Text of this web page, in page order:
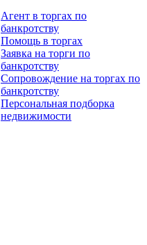
Агент в торгах по
банкротству
Помощь в торгах
Заявка на торги по
банкротству
Сопровождение на торгах по
банкротству
Персональная подборка
недвижимости